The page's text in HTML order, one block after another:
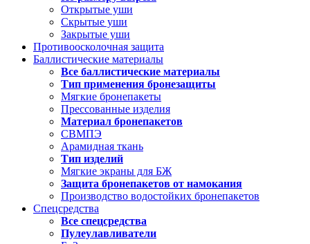
Открытые уши
Скрытые уши
Закрытые уши
Противоосколочная защита
Баллистические материалы
Все баллистические материалы
Тип применения бронезащиты
Мягкие бронепакеты
Прессованные изделия
Материал бронепакетов
СВМПЭ
Арамидная ткань
Тип изделий
Мягкие экраны для БЖ
Защита бронепакетов от намокания
Производство водостойких бронепакетов
Спецсредства
Все спецсредства
Пулеулавливатели